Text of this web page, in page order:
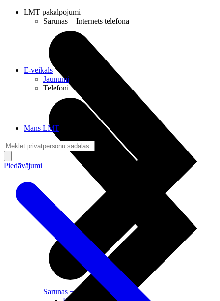
LMT pakalpojumi
Sarunas + Internets telefonā
Sarunas + Internets
E-veikals
Jaunumi
Telefoni
Mans LMT
Piedāvājumi